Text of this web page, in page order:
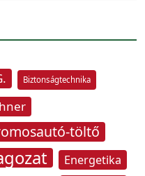
Biztonságtechnika
töltő
Energetika